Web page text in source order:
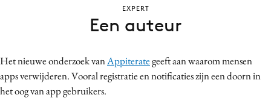
Contentmarketing
Craft
Het nieuwe onderzoek vanAppiterategeeft aan waarom mensen
apps verwijderen. Vooral registratie en notificaties zijn een doorn in
het oog van app gebruikers.
EXPERT
Een auteur